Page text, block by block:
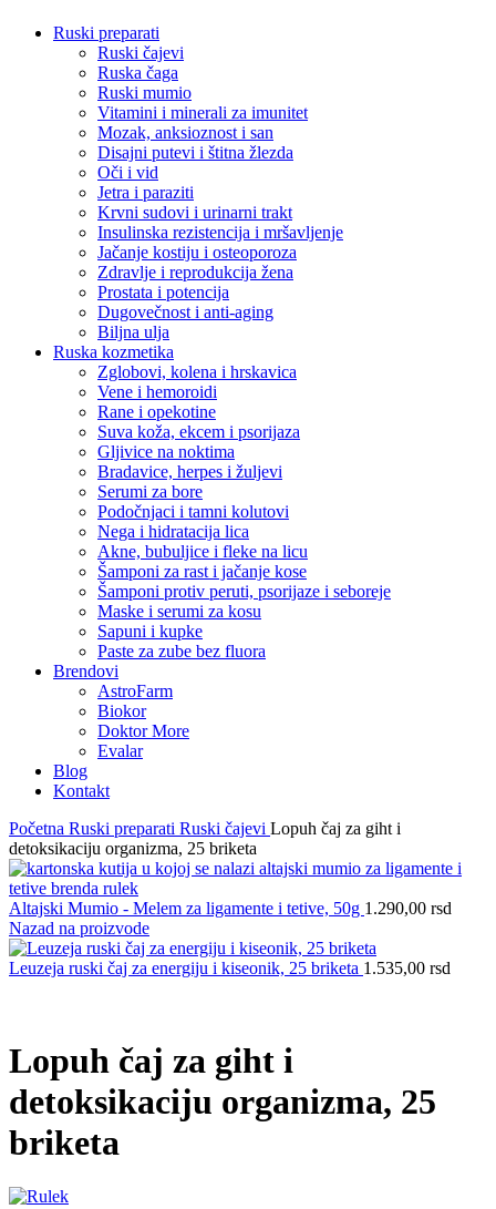
Ruski preparati
Ruski čajevi
Ruska čaga
Ruski mumio
Vitamini i minerali za imunitet
Mozak, anksioznost i san
Disajni putevi i štitna žlezda
Oči i vid
Jetra i paraziti
Krvni sudovi i urinarni trakt
Insulinska rezistencija i mršavljenje
Jačanje kostiju i osteoporoza
Zdravlje i reprodukcija žena
Prostata i potencija
Dugovečnost i anti-aging
Biljna ulja
Ruska kozmetika
Zglobovi, kolena i hrskavica
Vene i hemoroidi
Rane i opekotine
Suva koža, ekcem i psorijaza
Gljivice na noktima
Bradavice, herpes i žuljevi
Serumi za bore
Podočnjaci i tamni kolutovi
Nega i hidratacija lica
Akne, bubuljice i fleke na licu
Šamponi za rast i jačanje kose
Šamponi protiv peruti, psorijaze i seboreje
Maske i serumi za kosu
Sapuni i kupke
Paste za zube bez fluora
Brendovi
AstroFarm
Biokor
Doktor More
Evalar
Blog
Kontakt
Početna Ruski preparati Ruski čajevi Lopuh čaj za giht i
detoksikaciju organizma, 25 briketa
Altajski Mumio - Melem za ligamente i tetive, 50g 1.290,00 rsd
Nazad na proizvode
Leuzeja ruski čaj za energiju i kiseonik, 25 briketa 1.535,00 rsd
Lopuh čaj za giht i
detoksikaciju organizma, 25
briketa